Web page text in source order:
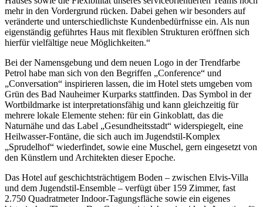
mehr in den Vordergrund rücken. Dabei gehen wir besonders auf
veränderte und unterschiedlichste Kundenbedürfnisse ein. Als nun
eigenständig geführtes Haus mit flexiblen Strukturen eröffnen sich
hierfür vielfältige neue Möglichkeiten.“
Bei der Namensgebung und dem neuen Logo in der Trendfarbe
Petrol habe man sich von den Begriffen „Conference“ und
„Conversation“ inspirieren lassen, die im Hotel stets umgeben vom
Grün des Bad Nauheimer Kurparks stattfinden. Das Symbol in der
Wortbildmarke ist interpretationsfähig und kann gleichzeitig für
mehrere lokale Elemente stehen: für ein Ginkoblatt, das die
Naturnähe und das Label „Gesundheitsstadt“ widerspiegelt, eine
Heilwasser-Fontäne, die sich auch im Jugendstil-Komplex
„Sprudelhof“ wiederfindet, sowie eine Muschel, gern eingesetzt von
den Künstlern und Architekten dieser Epoche.
Das Hotel auf geschichtsträchtigem Boden – zwischen Elvis-Villa
und dem Jugendstil-Ensemble – verfügt über 159 Zimmer, fast
2.750 Quadratmeter Indoor-Tagungsfläche sowie ein eigenes